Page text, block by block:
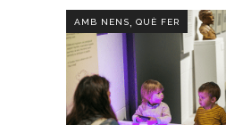
AMB NENS, QUÈ FER